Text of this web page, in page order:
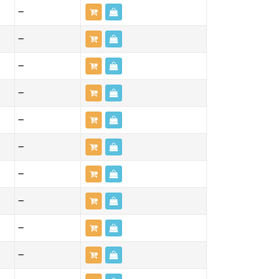
—
—
—
—
—
—
—
—
—
—